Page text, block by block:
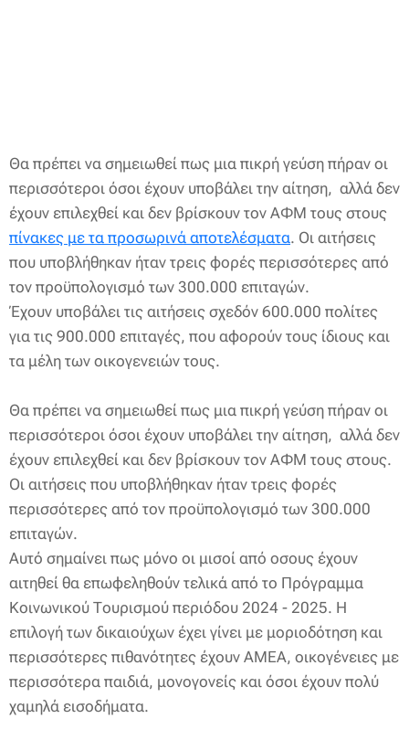
Θα πρέπει να σημειωθεί πως μια πικρή γεύση πήραν οι
περισσότεροι όσοι έχουν υποβάλει την αίτηση, αλλά δεν
έχουν επιλεχθεί και δεν βρίσκουν τον ΑΦΜ τους στους
πίνακες με τα προσωρινά αποτελέσματα. Οι αιτήσεις
που υποβλήθηκαν ήταν τρεις φορές περισσότερες από
τον προϋπολογισμό των 300.000 επιταγών.
Έχουν υποβάλει τις αιτήσεις σχεδόν 600.000 πολίτες
για τις 900.000 επιταγές, που αφορούν τους ίδιους και
τα μέλη των οικογενειών τους.
Θα πρέπει να σημειωθεί πως μια πικρή γεύση πήραν οι
περισσότεροι όσοι έχουν υποβάλει την αίτηση, αλλά δεν
έχουν επιλεχθεί και δεν βρίσκουν τον ΑΦΜ τους στους.
Οι αιτήσεις που υποβλήθηκαν ήταν τρεις φορές
περισσότερες από τον προϋπολογισμό των 300.000
επιταγών.
Αυτό σημαίνει πως μόνο οι μισοί από οσους έχουν
αιτηθεί θα επωφεληθούν τελικά από το Πρόγραμμα
Κοινωνικού Τουρισμού περιόδου 2024 - 2025. Η
επιλογή των δικαιούχων έχει γίνει με μοριοδότηση και
περισσότερες πιθανότητες έχουν ΑΜΕΑ, οικογένειες με
περισσότερα παιδιά, μονογονείς και όσοι έχουν πολύ
χαμηλά εισοδήματα.